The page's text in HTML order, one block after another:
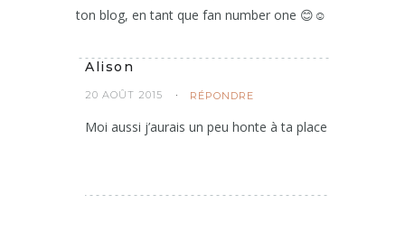
ton blog, en tant que fan number one 😊☺️
Alison
20 AOÛT 2015 RÉPONDRE
Moi aussi j’aurais un peu honte à ta place